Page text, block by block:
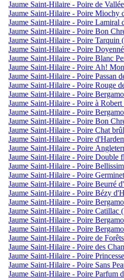
Jaume Saint-Hilaire - Poire de
Jaume Saint-Hilaire - Poire Miochy
Jaume Saint-Hilaire - Poire Lamiral
Jaume Saint-Hilaire - Poire Bon
Jaume Saint-Hilaire - Poire Tarquin
Jaume Saint-Hilaire - Poire
Jaume Saint-Hilaire - Poire Blanc
Jaume Saint-Hilaire - Poire Ah!
Jaume Saint-Hilaire - Poire Passan
Jaume Saint-Hilaire - Poire Rouge
Jaume Saint-Hilaire - Poire
Jaume Saint-Hilaire - Poire à
Jaume Saint-Hilaire - Poire
Jaume Saint-Hilaire - Poire Bon
Jaume Saint-Hilaire - Poire Chat
Jaume Saint-Hilaire - Poire
Jaume Saint-Hilaire - Poire
Jaume Saint-Hilaire - Poire Double
Jaume Saint-Hilaire - Poire
Jaume Saint-Hilaire - Poire
Jaume Saint-Hilaire - Poire Beurré
Jaume Saint-Hilaire - Poire Bézy
Jaume Saint-Hilaire - Poire
Jaume Saint-Hilaire - Poire Catillac
Jaume Saint-Hilaire - Poire
Jaume Saint-Hilaire - Poire
Jaume Saint-Hilaire - Poire de
Jaume Saint-Hilaire - Poire des
Jaume Saint-Hilaire - Poire
Jaume Saint-Hilaire - Poire Sans
Jaume Saint-Hilaire - Poire Parfum